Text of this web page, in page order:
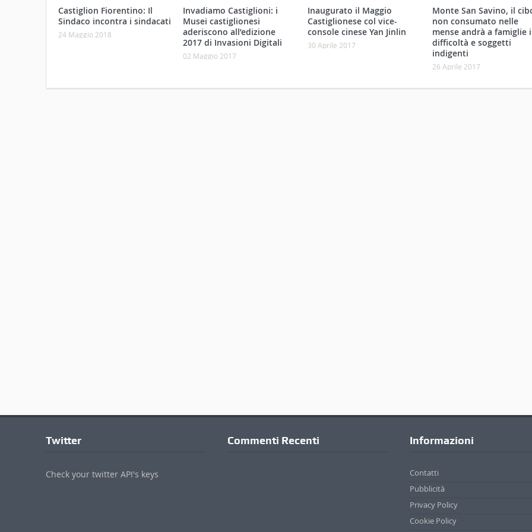
Castiglion Fiorentino: Il
Sindaco incontra i sindacati
24 Maggio 2018
Invadiamo Castiglioni: i
Musei castiglionesi
aderiscono all’edizione
2017 di Invasioni Digitali
02 Maggio 2017
Inaugurato il Maggio
Castiglionese col vice-
console cinese Yan Jinlin
30 Aprile 2017
Monte San Savino, il
non consumato nelle
mense andrà a famiglie
difficoltà e soggetti
indigenti
26 Aprile 2017
Twitter
Check your twitter API's keys
Commenti Recenti Informazioni
Contatti
Pubblicità
Privacy Policy
Cookie Policy